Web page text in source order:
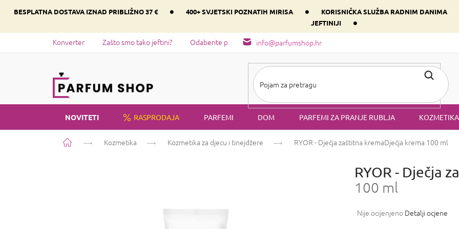
BESPLATNA DOSTAVA IZNAD PRIBLIŽNO 37 € • 400+ SVJETSKI POZNATIH MIRISA • KORISNIČKA SLUŽBA RADNIM DANIMA
JEFTINIJI
•
info@parfumshop.hr
Konverter Zašto smo tako jeftini? Odaberite parfem svog srca prema dominantnoj komponenti
NOVITETI RASPRODAJA PARFEMI DOM PARFEMI ZA PRANJE RUBLJA KOZMETIKA
Početna Kozmetika Kozmetika za djecu i tinejdžere RYOR - Dječja zaštitna kremaDječja krema 100 ml
RYOR - Dječja
100 ml
Prosječna
Nije ocijenjeno Detalji ocjene